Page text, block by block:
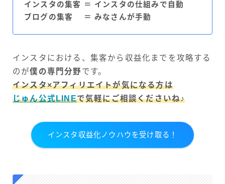
インスタの集客 ＝ インスタの仕組みで自動
ブログの集客 ＝ みなさんが手動
インスタにおける、集客から収益化までを攻略する
のが僕の専門分野 です。
インスタ×アフィリエイトが気になる方は
じゅん公式LINEで気軽にご相談くださいね♪
インスタ収益化ノウハウを受け取る！